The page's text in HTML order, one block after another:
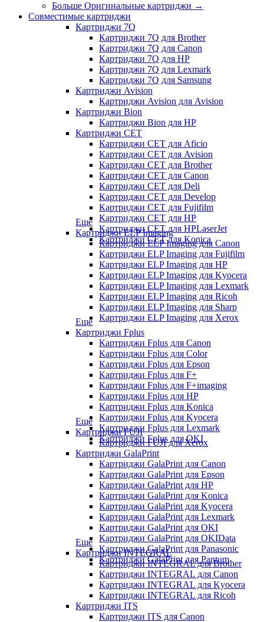
Больше Оригинальные картриджи →
Совместимые картриджи
Картриджи 7Q
Картриджи 7Q для Brother
Картриджи 7Q для Canon
Картриджи 7Q для HP
Картриджи 7Q для Lexmark
Картриджи 7Q для Samsung
Картриджи Avision
Картриджи Avision для Avision
Картриджи Bion
Картриджи Bion для HP
Картриджи CET
Картриджи CET для Aficio
Картриджи CET для Avision
Картриджи CET для Brother
Картриджи CET для Canon
Картриджи CET для Deli
Картриджи CET для Develop
Картриджи CET для Fujifilm
Картриджи CET для HP
Картриджи CET для HPLaserJet
Картриджи CET для Konica
Еще
Картриджи ELP Imaging
Картриджи ELP Imaging для Canon
Картриджи ELP Imaging для Fujifilm
Картриджи ELP Imaging для HP
Картриджи ELP Imaging для Kyocera
Картриджи ELP Imaging для Lexmark
Картриджи ELP Imaging для Ricoh
Картриджи ELP Imaging для Sharp
Картриджи ELP Imaging для Xerox
Еще
Картриджи Fplus
Картриджи Fplus для Canon
Картриджи Fplus для Color
Картриджи Fplus для Epson
Картриджи Fplus для F+
Картриджи Fplus для F+imaging
Картриджи Fplus для HP
Картриджи Fplus для Konica
Картриджи Fplus для Kyocera
Картриджи Fplus для Lexmark
Картриджи Fplus для OKI
Еще
Картриджи FUJI
Картриджи FUJI для Xerox
Картриджи GalaPrint
Картриджи GalaPrint для Canon
Картриджи GalaPrint для Epson
Картриджи GalaPrint для HP
Картриджи GalaPrint для Konica
Картриджи GalaPrint для Kyocera
Картриджи GalaPrint для Lexmark
Картриджи GalaPrint для OKI
Картриджи GalaPrint для OKIData
Картриджи GalaPrint для Panasonic
Картриджи GalaPrint для Pantum
Еще
Картриджи INTEGRAL
Картриджи INTEGRAL для Brother
Картриджи INTEGRAL для Canon
Картриджи INTEGRAL для Kyocera
Картриджи INTEGRAL для Ricoh
Картриджи ITS
Картриджи ITS для Canon